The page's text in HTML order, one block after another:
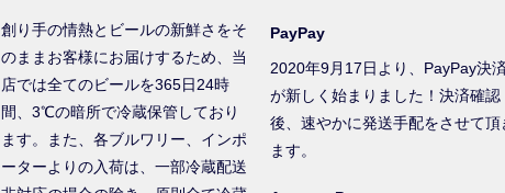
創り手の情熱とビールの新鮮さをそ
のままお客様にお届けするため、当
店では全てのビールを365日24時
間、3℃の暗所で冷蔵保管しており
ます。また、各ブルワリー、インポ
ーターよりの入荷は、一部冷蔵配送
PayPay
2020年9月17日より、PayPay決
が新しく始まりました！決済確認
後、速やかに発送手配をさせて頂
ます。